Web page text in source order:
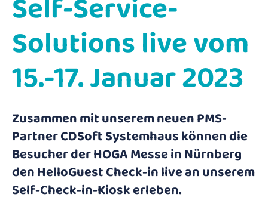
Self-Service-
Solutions live vom
15.-17. Januar 2023
Zusammen mit unserem neuen PMS-
Partner CDSoft Systemhaus können die
Besucher der HOGA Messe in Nürnberg
den HelloGuest Check-in live an unserem
Self-Check-in-Kiosk erleben.